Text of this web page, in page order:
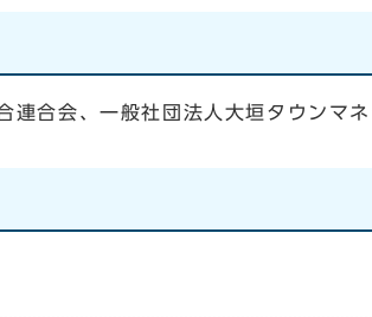
合会、一般社団法人大垣タウンマ